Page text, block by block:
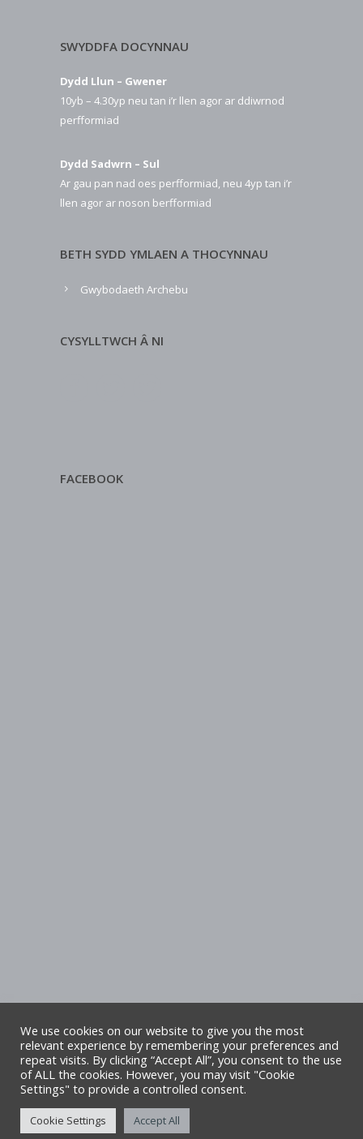
SWYDDFA DOCYNNAU
Dydd Llun – Gwener
10yb – 4.30yp neu tan i’r llen agor ar ddiwrnod
perfformiad
Dydd Sadwrn – Sul
Ar gau pan nad oes perfformiad, neu 4yp tan i’r
llen agor ar noson berfformiad
BETH SYDD YMLAEN A THOCYNNAU
Gwybodaeth Archebu
CYSYLLTWCH Â NI
FACEBOOK
Hawlfraint Cyngor Sir Ddinbych. Cedwir
pob hawl. Safle gan TA6
We use cookies on our website to give you the most
relevant experience by remembering your preferences and
repeat visits. By clicking “Accept All”, you consent to the use
of ALL the cookies. However, you may visit "Cookie
Settings" to provide a controlled consent.
Cookie Settings Accept All